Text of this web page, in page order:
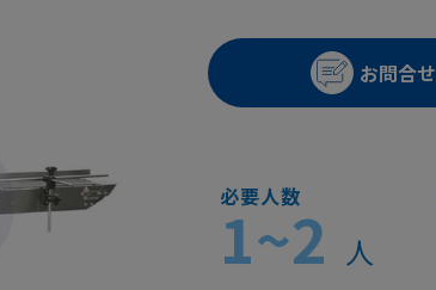
お問合せ
必要人数
1~2 人